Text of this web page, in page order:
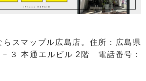
らスマップル広島店。住所：広島県
３ 本通エルビル 2階 電話番号：